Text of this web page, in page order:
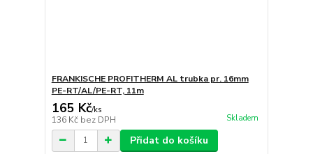
FRANKISCHE PROFITHERM AL trubka pr. 16mm
PE-RT/AL/PE-RT, 11m
165 Kč/ks
136 Kč bez DPH Skladem
Přidat do košíku